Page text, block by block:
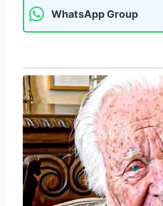
WhatsApp Group